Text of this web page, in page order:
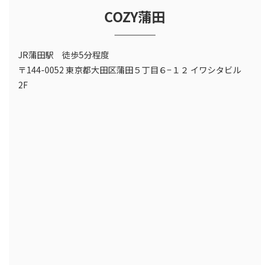
COZY蒲田
JR蒲田駅 徒歩5分程度
〒144-0052 東京都大田区蒲田５丁目６−１２ イワシタビル
2F